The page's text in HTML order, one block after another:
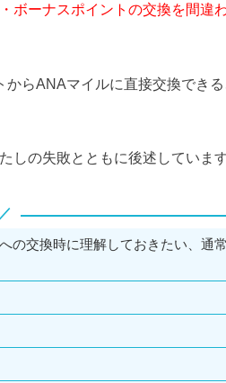
ボーナスポイントの交換を間違
らANAマイルに直接交換でき
しの失敗とともに後述していま
の交換時に理解しておきたい、通